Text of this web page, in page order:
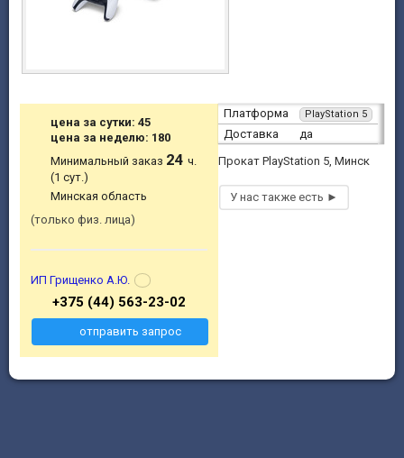
Платформа PlayStation 5
Доставка
да
Прокат PlayStation 5, Минск
цена за сутки: 45
цена за неделю: 180
Минимальный заказ 24ч.
(1 сут.)
Минская область
только физ. лица
ИП Грищенко А.Ю.
+375 (44) 563-23-02
отправить запрос